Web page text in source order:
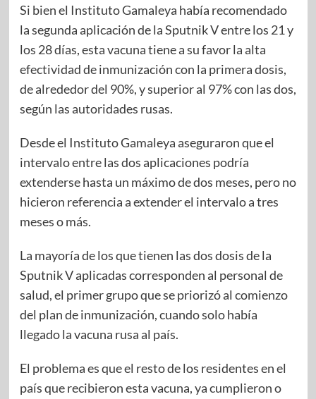
Si bien el Instituto Gamaleya había recomendado
la segunda aplicación de la Sputnik V entre los 21 y
los 28 días, esta vacuna tiene a su favor la alta
efectividad de inmunización con la primera dosis,
de alrededor del 90%, y superior al 97% con las dos,
según las autoridades rusas.
Desde el Instituto Gamaleya aseguraron que el
intervalo entre las dos aplicaciones podría
extenderse hasta un máximo de dos meses, pero no
hicieron referencia a extender el intervalo a tres
meses o más.
La mayoría de los que tienen las dos dosis de la
Sputnik V aplicadas corresponden al personal de
salud, el primer grupo que se priorizó al comienzo
del plan de inmunización, cuando solo había
llegado la vacuna rusa al país.
El problema es que el resto de los residentes en el
país que recibieron esta vacuna, ya cumplieron o